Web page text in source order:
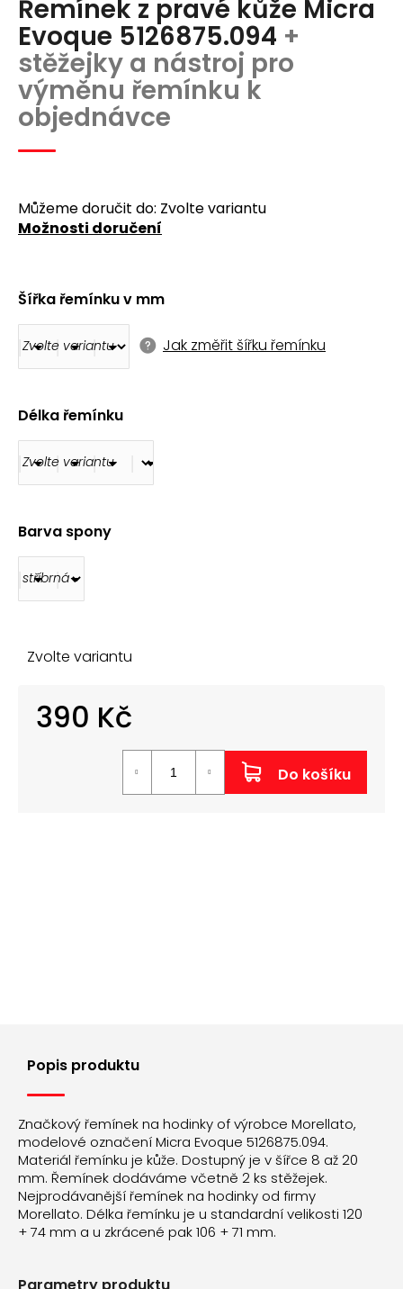
produktu
je
0,0
z
5
hvězdiček.
Řemínek z pravé kůže Micra
Evoque 5126875.094 +
stěžejky a nástroj pro
výměnu řemínku k
objednávce
Barva spony
Délka řemínku
Šířka řemínku v mm
Jak změřit šířku řemínku
Můžeme doručit do: Zvolte variantu
Možnosti doručení
Zvolte variantu
390 Kč
Do košíku
Popis produktu
Značkový řemínek na hodinky of výrobce Morellato,
modelové označení Micra Evoque 5126875.094.
Materiál řemínku je kůže. Dostupný je v šířce 8 až 20
mm. Řemínek dodáváme včetně 2 ks stěžejek.
Nejprodávanější řemínek na hodinky od firmy
Morellato. Délka řemínku je u standardní velikosti 120
+ 74 mm a u zkrácené pak 106 + 71 mm.
a
j
í
t
?
Hledat
D
o
p
o
r
u
j
e
m
ŘEMÍNEK
Z
PRAVÉ
KŮŽE
Kč